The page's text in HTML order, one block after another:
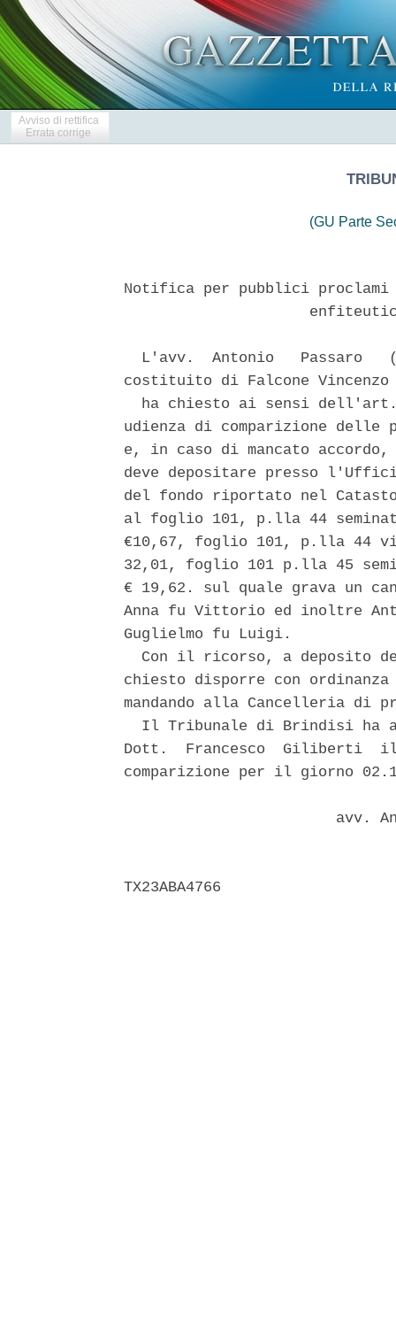
Avviso di rettifica
Errata corrige
(GU Parte
Notifica per pubblici
L'avv.  Antonio   Passaro
costituito di Falcone Vincenzo
ha chiesto ai sensi
udienza di comparizione
e, in caso di mancato
deve depositare presso
del fondo riportato nel
al foglio 101, p.lla 44
€10,67, foglio 101, p.lla 44
32,01, foglio 101 p.lla 45
€ 19,62. sul quale grava un
Anna fu Vittorio ed inoltre
Guglielmo fu Luigi.
Con il ricorso, a deposito
chiesto disporre con
mandando alla Cancelleria
Il Tribunale di Brindisi ha
Dott.  Francesco  Giliberti
comparizione per il giorno
avv.